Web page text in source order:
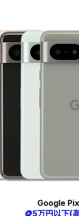
Google
🪙5万円以下(